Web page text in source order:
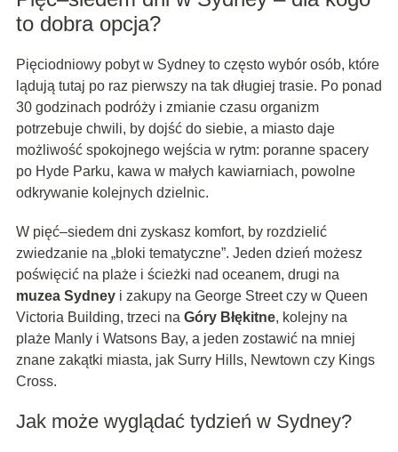
to dobra opcja?
Pięciodniowy pobyt w Sydney to często wybór osób, które
lądują tutaj po raz pierwszy na tak długiej trasie. Po ponad
30 godzinach podróży i zmianie czasu organizm
potrzebuje chwili, by dojść do siebie, a miasto daje
możliwość spokojnego wejścia w rytm: poranne spacery
po Hyde Parku, kawa w małych kawiarniach, powolne
odkrywanie kolejnych dzielnic.
W pięć–siedem dni zyskasz komfort, by rozdzielić
zwiedzanie na „bloki tematyczne”. Jeden dzień możesz
poświęcić na plaże i ścieżki nad oceanem, drugi na
muzea Sydneyi zakupy na George Street czy w Queen
Victoria Building, trzeci na Góry Błękitne, kolejny na
plaże Manly i Watsons Bay, a jeden zostawić na mniej
znane zakątki miasta, jak Surry Hills, Newtown czy Kings
Cross.
Jak może wyglądać tydzień w Sydney?